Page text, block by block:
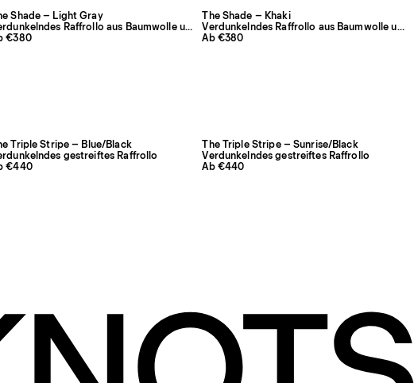
Shade – Light Gray
Verdunkelndes Raffrollo aus Baumwolle und Leinen
€380
The Shade – Khaki
Verdunkelndes Raffrollo aus Baumwolle und Leinen
Ab €380
Triple Stripe – Blue/Black
gestreiftes Raffrollo
€440
The Triple Stripe – Sunrise/Black
Verdunkelndes gestreiftes Raffrollo
Ab €440